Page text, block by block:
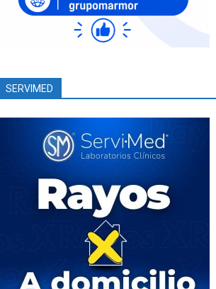
SERVIMED